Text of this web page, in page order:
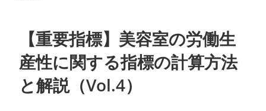
【重要指標】美容室の労働生
産性に関する指標の計算方法
と解説（Vol.4）